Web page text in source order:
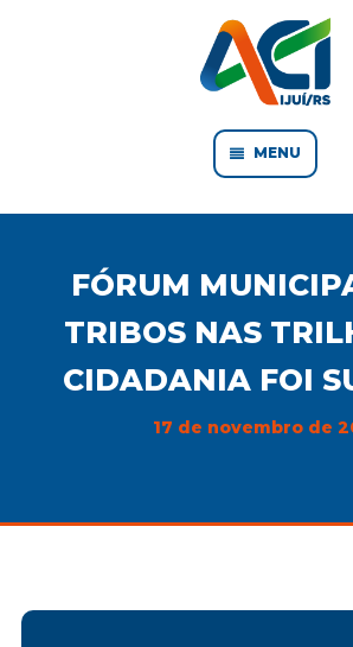
MENU
FÓRUM
TRIBOS NAS
CIDADANIA FOI
17 de novembro de